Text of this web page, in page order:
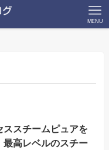
MENU
ススチームピュアを
最高レベルのスチー